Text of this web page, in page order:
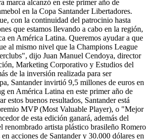
marca alcanzó en este primer año de
en la Copa Santander Libertadores.
con la continuidad del patrocinio hasta
que estamos llevando a cabo en la región,
en América Latina. Queremos ayudar a que
al mismo nivel que la Champions League
dijo Juan Manuel Cendoya, director
Marketing Corporativo y Estudios del
de la inversión realizada para ser
Santander invirtió 9,5 millones de euros en
en América Latina en este primer año de
estos buenos resultados, Santander está
MVP (Most Valuable Player), o "Mejor
de esta edición ganará, además del
renombrado artista plástico brasileño Romero
acciones de Santander y 30.000 dólares en